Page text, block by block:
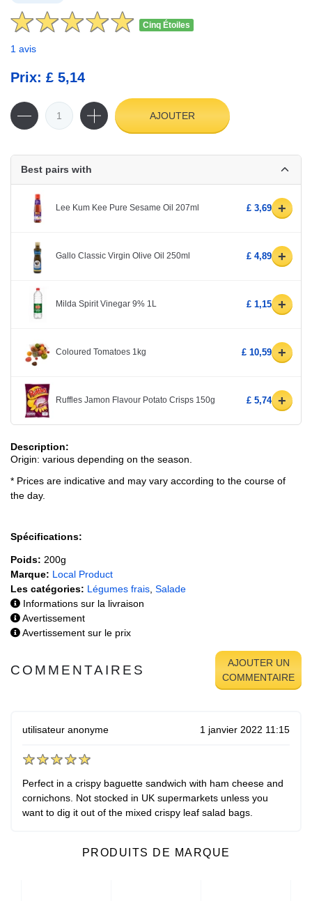
Cinq Étoiles
1 avis
Prix: £ 5,14
AJOUTER
Best pairs with
Lee Kum Kee Pure Sesame Oil 207ml £ 3,69 +
Gallo Classic Virgin Olive Oil 250ml £ 4,89 +
Milda Spirit Vinegar 9% 1L £ 1,15 +
Coloured Tomatoes 1kg £ 10,59 +
Ruffles Jamon Flavour Potato Crisps 150g £ 5,74 +
Description:
Origin: various depending on the season.
* Prices are indicative and may vary according to the course of
the day.
Spécifications:
Poids: 200g
Marque: Local Product
Les catégories: Légumes frais Salade
Informations sur la livraison
Avertissement
Avertissement sur le prix
COMMENTAIRES
AJOUTER UN
COMMENTAIRE
utilisateur anonyme 1 janvier 2022 11:15
Perfect in a crispy baguette sandwich with ham cheese and
cornichons. Not stocked in UK supermarkets unless you
want to dig it out of the mixed crispy leaf salad bags.
PRODUITS DE MARQUE